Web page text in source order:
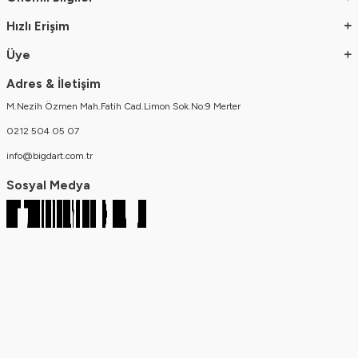
Giysileri kuruturken direkt günes isigina maruz birakmayiniz
Hızlı Erişim
Üye
Adres & İletişim
M.Nezih Özmen Mah.Fatih Cad.Limon Sok.No:9 Merter
0212 504 05 07
info@bigdart.com.tr
Sosyal Medya